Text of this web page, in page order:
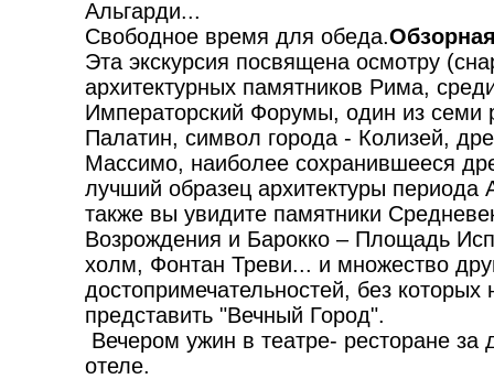
Альгарди...
Свободное время для обеда.
Эта экскурсия посвящена осмотру
архитектурных памятников Рима,
Императорский Форумы, один из семи
Палатин, символ города - Колизей,
Массимо, наиболее сохранившееся
лучший образец архитектуры
также вы увидите памятники
Возрождения и Барокко – Площадь
холм, Фонтан Треви... и множество
достопримечательностей, без
представить "Вечный Город".
Вечером ужин в театре- ресторане за
отеле.